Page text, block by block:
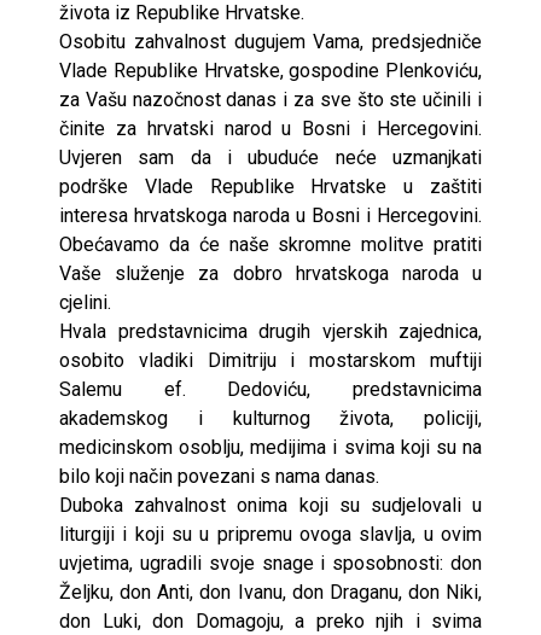
života iz Republike Hrvatske.
Osobitu zahvalnost dugujem Vama, predsjedniče
Vlade Republike Hrvatske, gospodine Plenkoviću,
za Vašu nazočnost danas i za sve što ste učinili i
činite za hrvatski narod u Bosni i Hercegovini.
Uvjeren sam da i ubuduće neće uzmanjkati
podrške Vlade Republike Hrvatske u zaštiti
interesa hrvatskoga naroda u Bosni i Hercegovini.
Obećavamo da će naše skromne molitve pratiti
Vaše služenje za dobro hrvatskoga naroda u
cjelini.
Hvala predstavnicima drugih vjerskih zajednica,
osobito vladiki Dimitriju i mostarskom muftiji
Salemu ef. Dedoviću, predstavnicima
akademskog i kulturnog života, policiji,
medicinskom osoblju, medijima i svima koji su na
bilo koji način povezani s nama danas.
Duboka zahvalnost onima koji su sudjelovali u
liturgiji i koji su u pripremu ovoga slavlja, u ovim
uvjetima, ugradili svoje snage i sposobnosti: don
Željku, don Anti, don Ivanu, don Draganu, don Niki,
don Luki, don Domagoju, a preko njih i svima